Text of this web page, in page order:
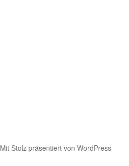
Mit Stolz präsentiert von WordPress